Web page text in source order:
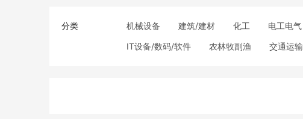
分类 机械设备 建筑/建材 化工 电工电气
IT设备/数码/软件
农林牧副渔 交通运输